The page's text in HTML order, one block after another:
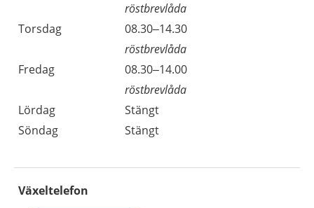
röstbrevlåda
Torsdag
08.30–14.30
röstbrevlåda
Fredag
08.30–14.00
röstbrevlåda
Lördag
Stängt
Söndag
Stängt
Växeltelefon